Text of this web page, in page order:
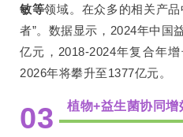
敏等领域。在众多的相关产
者”。数据显示，2024年中国
亿元，2018-2024年复合年
2026年将攀升至1377亿元。
03 植物+益生菌协同增